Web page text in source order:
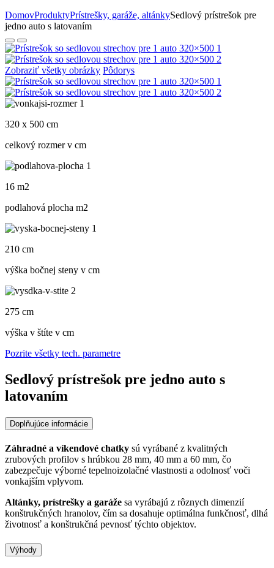
DomovProduktyPrístrešky, garáže, altánkySedlový prístrešok pre
jedno auto s latovaním
Zobraziť všetky obrázky Pôdorys
320 x 500 cm
celkový rozmer v cm
16 m2
podlahová plocha m2
210 cm
výška bočnej steny v cm
275 cm
výška v štíte v cm
Pozrite všetky tech. parametre
Sedlový prístrešok pre jedno auto s
latovaním
Doplňujúce informácie
Záhradné a víkendové chatky sú vyrábané z kvalitných
zrubových profilov s hrúbkou 28 mm, 40 mm a 60 mm, čo
zabezpečuje výborné tepelnoizolačné vlastnosti a odolnosť voči
vonkajším vplyvom.
Altánky, prístrešky a garáže sa vyrábajú z rôznych dimenzií
konštrukčných hranolov, čím sa dosahuje optimálna funkčnosť, dlhá
životnosť a konštrukčná pevnosť týchto objektov.
Výhody